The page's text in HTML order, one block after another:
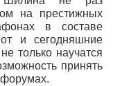
на престижных
в составе
и сегодняшние
только научатся
принять